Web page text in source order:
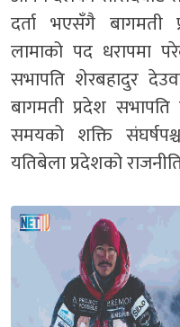
दर्ता भएसँगै बागमती
लामाको पद धरापमा
सभापति शेरबहादुर
बागमती प्रदेश सभापति
समयको शक्ति
यतिबेला प्रदेशको